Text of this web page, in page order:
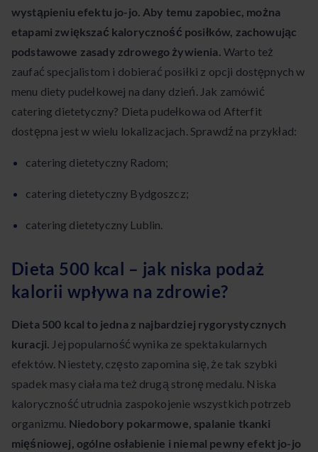
wystąpieniu efektu jo-jo. Aby temu zapobiec, można
etapami zwiększać kaloryczność posiłków, zachowując
podstawowe zasady zdrowego żywienia. Warto też
zaufać specjalistom i dobierać posiłki z opcji dostępnych w
menu diety pudełkowej na dany dzień. Jak zamówić
catering dietetyczny? Dieta pudełkowa od Afterfit
dostępna jest w wielu lokalizacjach. Sprawdź na przykład:
catering dietetyczny Radom;
catering dietetyczny Bydgoszcz;
catering dietetyczny Lublin.
Dieta 500 kcal – jak niska podaż
kalorii wpływa na zdrowie?
Dieta 500 kcal to jedna z najbardziej rygorystycznych
kuracji. Jej popularność wynika ze spektakularnych
efektów. Niestety, często zapomina się, że tak szybki
spadek masy ciała ma też drugą stronę medalu. Niska
kaloryczność utrudnia zaspokojenie wszystkich potrzeb
organizmu. Niedobory pokarmowe, spalanie tkanki
mięśniowej, ogólne osłabienie i niemal pewny efekt jo-jo